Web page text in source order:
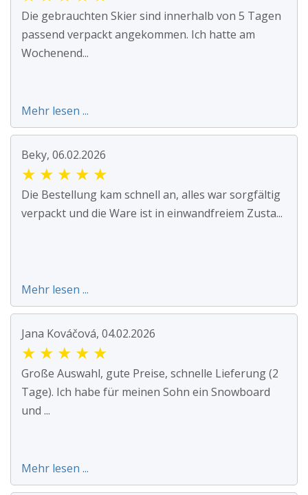
Die gebrauchten Skier sind innerhalb von 5 Tagen
passend verpackt angekommen. Ich hatte am
Wochenend...
Mehr lesen ...
Beky, 06.02.2026
★ ★ ★ ★ ★
Die Bestellung kam schnell an, alles war sorgfältig
verpackt und die Ware ist in einwandfreiem Zusta...
Mehr lesen ...
Jana Kováčová, 04.02.2026
★ ★ ★ ★ ★
Große Auswahl, gute Preise, schnelle Lieferung (2
Tage). Ich habe für meinen Sohn ein Snowboard
und ...
Mehr lesen ...